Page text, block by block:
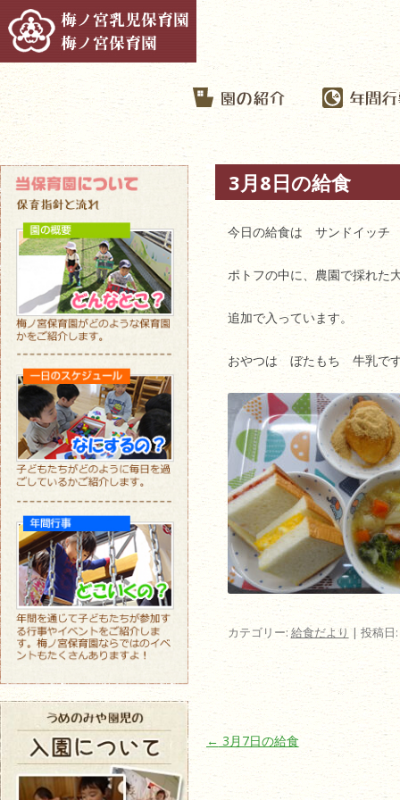
3月8日の給食
今日の給食は サンドイッ
ポトフの中に、農園で採れた
追加で入っています。
おやつは ぼたもち 牛乳で
カテゴリー:給食だより | 投稿日:
投稿ナビゲーション
← 3月7日の給食